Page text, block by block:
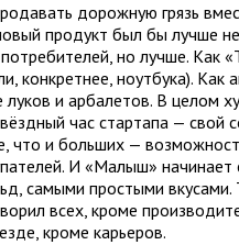
дорожную грязь
продукт был бы лучше
но лучше. Как
конкретнее, ноутбука).
и арбалетов. В целом
час стартапа — свой
что и больших —
И «Малыш» начинает
самыми простыми вкусами.
всех, кроме
кроме карьеров.